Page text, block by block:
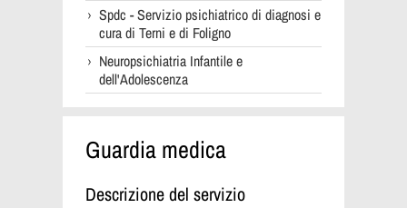
Spdc - Servizio psichiatrico di diagnosi e
cura di Terni e di Foligno
Neuropsichiatria Infantile e
dell'Adolescenza
Guardia medica
Descrizione del servizio